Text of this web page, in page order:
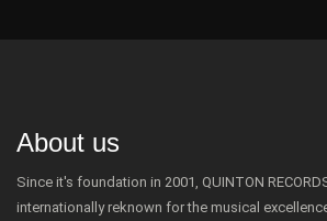
About us
Since it's foundation in 2001, QUINTON
internationally reknown for the musical